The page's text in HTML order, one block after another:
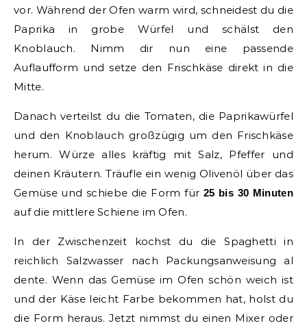
vor. Während der Ofen warm wird, schneidest du die
Paprika in grobe Würfel und schälst den
Knoblauch. Nimm dir nun eine passende
Auflaufform und setze den Frischkäse direkt in die
Mitte.
Danach verteilst du die Tomaten, die Paprikawürfel
und den Knoblauch großzügig um den Frischkäse
herum. Würze alles kräftig mit Salz, Pfeffer und
deinen Kräutern. Träufle ein wenig Olivenöl über das
Gemüse und schiebe die Form für 25 bis 30 Minuten
auf die mittlere Schiene im Ofen.
In der Zwischenzeit kochst du die Spaghetti in
reichlich Salzwasser nach Packungsanweisung al
dente. Wenn das Gemüse im Ofen schön weich ist
und der Käse leicht Farbe bekommen hat, holst du
die Form heraus. Jetzt nimmst du einen Mixer oder